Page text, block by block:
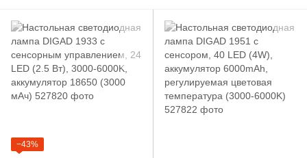
−43%